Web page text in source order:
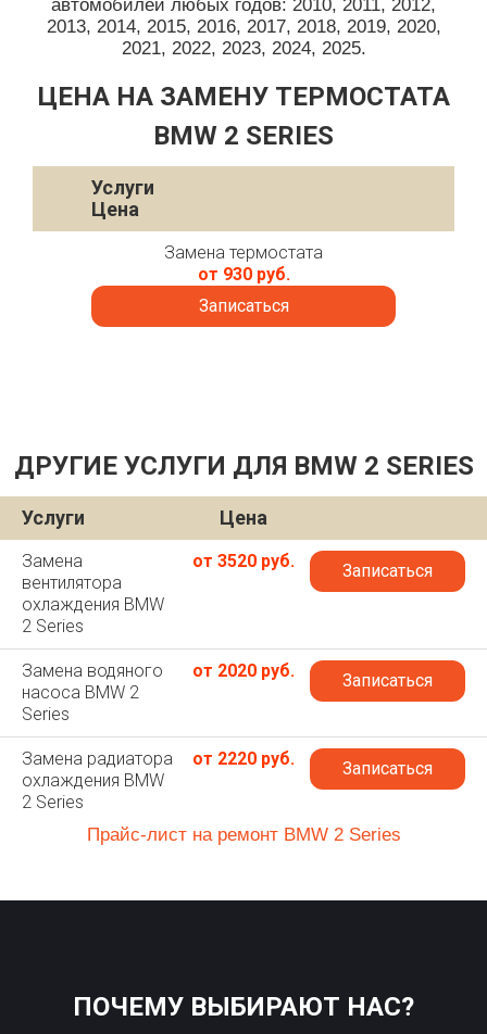
автомобилей любых годов: 2010, 2011, 2012,
2013, 2014, 2015, 2016, 2017, 2018, 2019, 2020,
2021, 2022, 2023, 2024, 2025.
ЦЕНА НА ЗАМЕНУ ТЕРМОСТАТА
BMW 2 SERIES
Услуги
Цена
Замена термостата
от 930 руб.
Записаться
ДРУГИЕ УСЛУГИ ДЛЯ BMW 2 SERIES
Услуги Цена
Замена
вентилятора
охлаждения BMW
2 Series
от 3520 руб. Записаться
Замена водяного
насоса BMW 2
Series
от 2020 руб. Записаться
Замена радиатора
охлаждения BMW
2 Series
от 2220 руб. Записаться
Прайс-лист на ремонт BMW 2 Series
ПОЧЕМУ ВЫБИРАЮТ НАС?